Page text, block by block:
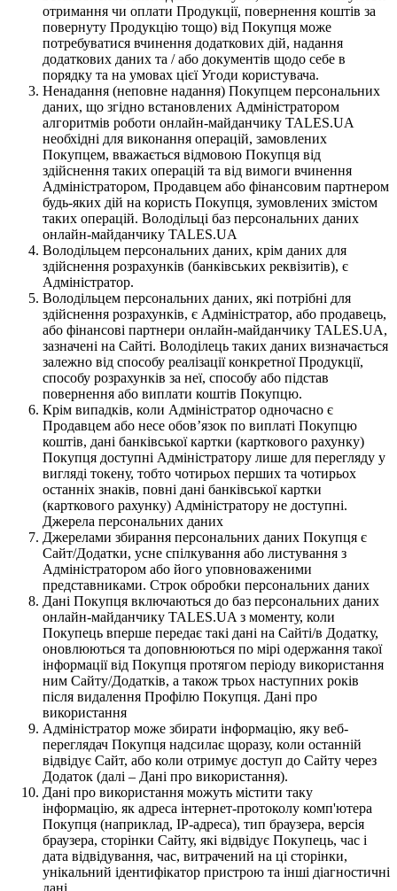
отримання чи оплати Продукції, повернення коштів за
повернуту Продукцію тощо) від Покупця може
потребуватися вчинення додаткових дій, надання
додаткових даних та / або документів щодо себе в
порядку та на умовах цієї Угоди користувача.
Ненадання (неповне надання) Покупцем персональних
даних, що згідно встановлених Адміністратором
алгоритмів роботи онлайн-майданчику TALES.UA
необхідні для виконання операцій, замовлених
Покупцем, вважається відмовою Покупця від
здійснення таких операцій та від вимоги вчинення
Адміністратором, Продавцем або фінансовим партнером
будь-яких дій на користь Покупця, зумовлених змістом
таких операцій. Володільці баз персональних даних
онлайн-майданчику TALES.UA
Володільцем персональних даних, крім даних для
здійснення розрахунків (банківських реквізитів), є
Адміністратор.
Володільцем персональних даних, які потрібні для
здійснення розрахунків, є Адміністратор, або продавець,
або фінансові партнери онлайн-майданчику TALES.UA,
зазначені на Сайті. Володілець таких даних визначається
залежно від способу реалізації конкретної Продукції,
способу розрахунків за неї, способу або підстав
повернення або виплати коштів Покупцю.
Крім випадків, коли Адміністратор одночасно є
Продавцем або несе обов’язок по виплаті Покупцю
коштів, дані банківської картки (карткового рахунку)
Покупця доступні Адміністратору лише для перегляду у
вигляді токену, тобто чотирьох перших та чотирьох
останніх знаків, повні дані банківської картки
(карткового рахунку) Адміністратору не доступні.
Джерела персональних даних
Джерелами збирання персональних даних Покупця є
Сайт/Додатки, усне спілкування або листування з
Адміністратором або його уповноваженими
представниками. Строк обробки персональних даних
Дані Покупця включаються до баз персональних даних
онлайн-майданчику TALES.UA з моменту, коли
Покупець вперше передає такі дані на Сайті/в Додатку,
оновлюються та доповнюються по мірі одержання такої
інформації від Покупця протягом періоду використання
ним Сайту/Додатків, а також трьох наступних років
після видалення Профілю Покупця. Дані про
використання
Адміністратор може збирати інформацію, яку веб-
переглядач Покупця надсилає щоразу, коли останній
відвідує Сайт, або коли отримує доступ до Сайту через
Додаток (далі – Дані про використання).
Дані про використання можуть містити таку
інформацію, як адреса інтернет-протоколу комп'ютера
Покупця (наприклад, IP-адреса), тип браузера, версія
браузера, сторінки Сайту, які відвідує Покупець, час і
дата відвідування, час, витрачений на ці сторінки,
унікальний ідентифікатор пристрою та інші діагностичні
дані.